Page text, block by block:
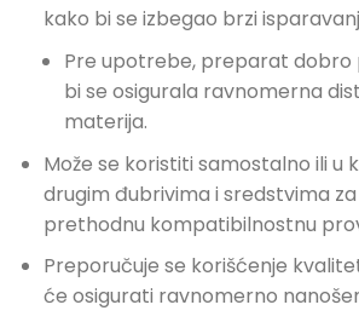
kako bi se izbegao brzi
Pre upotrebe, preparat dobro
bi se osigurala ravnomerna
materija.
Može se koristiti samostalno ili u
drugim đubrivima i sredstvima za
prethodnu kompatibilnostnu
Preporučuje se korišćenje
će osigurati ravnomerno